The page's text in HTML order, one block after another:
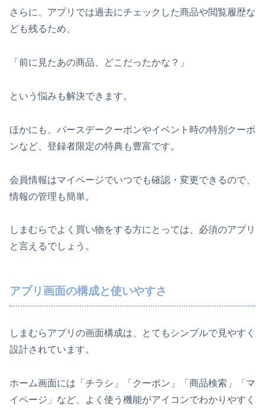
さらに、アプリでは過去にチェックした商品や閲覧履歴な
ども残るため、
「前に見たあの商品、どこだったかな？」
という悩みも解決できます。
ほかにも、バースデークーポンやイベント時の特別クーポ
ンなど、登録者限定の特典も豊富です。
会員情報はマイページでいつでも確認・変更できるので、
情報の管理も簡単。
しまむらでよく買い物をする方にとっては、必須のアプリ
と言えるでしょう。
アプリ画面の構成と使いやすさ
しまむらアプリの画面構成は、とてもシンプルで見やすく
設計されています。
ホーム画面には「チラシ」「クーポン」「商品検索」「マ
イページ」など、よく使う機能がアイコンでわかりやすく